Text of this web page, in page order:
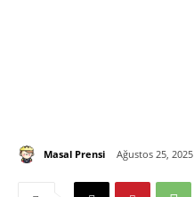
Masal Prensi Ağustos 25, 2025